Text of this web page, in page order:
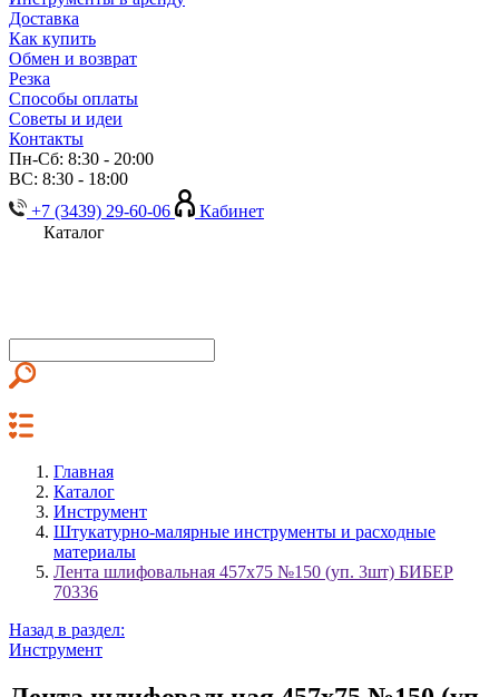
Доставка
Как купить
Обмен и возврат
Резка
Способы оплаты
Советы и идеи
Контакты
Пн-Сб: 8:30 - 20:00
ВС: 8:30 - 18:00
+7 (3439) 29-60-06
Кабинет
Каталог
Главная
Каталог
Инструмент
Штукатурно-малярные инструменты и расходные
материалы
Лента шлифовальная 457х75 №150 (уп. 3шт) БИБЕР
70336
Назад в раздел:
Инструмент